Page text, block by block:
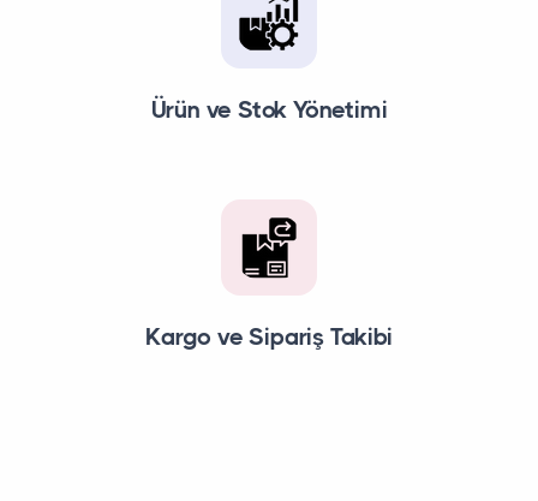
Ürün ve Stok Yönetimi
Kargo ve Sipariş Takibi